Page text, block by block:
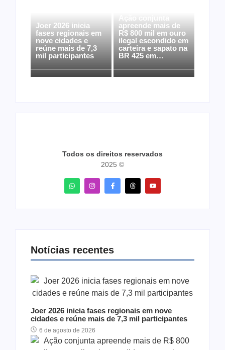
Joer 2026 inicia
fases regionais em
nove cidades e
reúne mais de 7,3
mil participantes
apreende mais de
R$ 800 mil em ouro
ilegal escondido em
carteira e sapato na
BR 425 em…
Todos os direitos reservados
2025 ©
Notícias recentes
Joer 2026 inicia fases regionais em nove
cidades e reúne mais de 7,3 mil participantes
6 de agosto de 2026